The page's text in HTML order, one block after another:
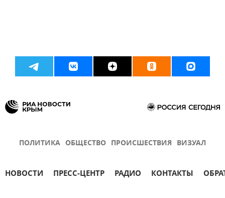
ПОЛИТИКА ОБЩЕСТВО ПРОИСШЕСТВИЯ ВИЗУАЛ
НОВОСТИ ПРЕСС-ЦЕНТР РАДИО КОНТАКТЫ